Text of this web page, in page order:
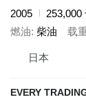
2005
253,000
燃油 柴油 载
日本
EVERY